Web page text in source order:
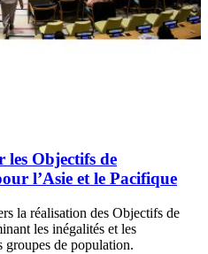
les Objectifs de
l’Asie et le Pacifique
la réalisation des Objectifs de
les inégalités et les
de population.